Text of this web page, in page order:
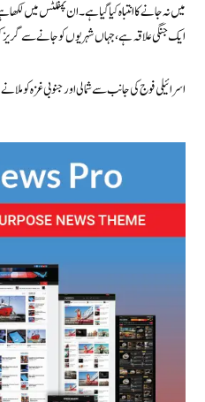
میں نہ جانے کا انتباہ کیا گیا ہے۔ان پمفلٹس میں
ایک جنگی علاقہ ہے، جہاں شہریوں کو جانے سے گریز
اسرائیلی فوج کی جانب سے شمالی اور جنوبی غزہ کو